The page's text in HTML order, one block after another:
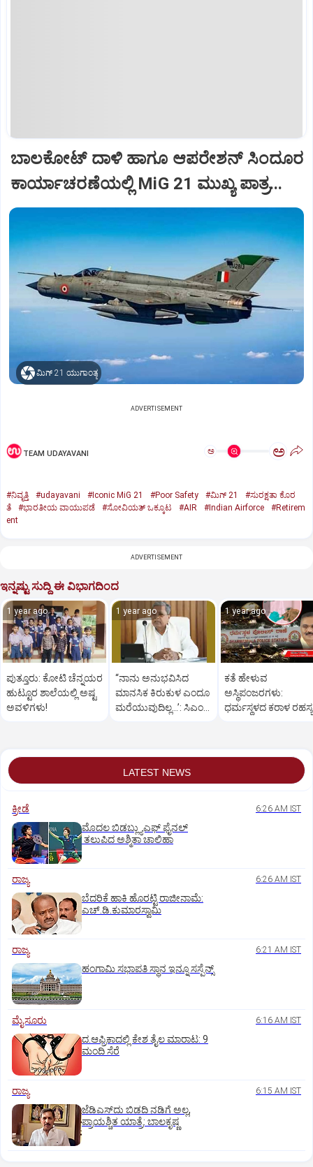
ಬಾಲಕೋಟ್‌ ದಾಳಿ ಹಾಗೂ ಆಪರೇಶನ್‌ ಸಿಂದೂರ
ಕಾರ್ಯಾಚರಣೆಯಲ್ಲಿ MiG 21 ಮುಖ್ಯ ಪಾತ್ರ...
ಮಿಗ್‌ 21 ಯುಗಾಂತ್ಯ
ADVERTISEMENT
TEAM UDAYAVANI ಅ ಅ
#ನಿವೃತ್ತಿ #udayavani #Iconic MiG 21 #Poor Safety #ಮಿಗ್‌ 21
#ಸುರಕ್ಷತಾ ಕೊರ
ತೆ
#ಭಾರತೀಯ ವಾಯುಪಡೆ #ಸೋವಿಯತ್‌ ಒಕ್ಕೂಟ #AIR #Indian Airforce
#Retirem
ent
ADVERTISEMENT
ಇನ್ನಷ್ಟು ಸುದ್ದಿ ಈ ವಿಭಾಗದಿಂದ
1 year ago
ಪುತ್ತೂರು: ಕೋಟಿ ಚೆನ್ನಯರ
ಹುಟ್ಟೂರ ಶಾಲೆಯಲ್ಲಿ ಅಷ್ಟ
ಅವಳಿಗಳು!
1 year ago
“ನಾನು ಅನುಭವಿಸಿದ
ಮಾನಸಿಕ ಕಿರುಕುಳ ಎಂದೂ
ಮರೆಯುವುದಿಲ್ಲ…’: ಸಿಎಂ
1 year ago
ಕತೆ ಹೇಳುವ
ಅಸ್ಥಿಪಂಜರಗಳು:
ಧರ್ಮಸ್ಥಳದ‌ ಕರಾಳ ರಹಸ್ಯ
LATEST NEWS
ಕ್ರೀಡೆ 6:26 AM IST
ಮೊದಲ ಬಿಡಬ್ಲ್ಯುಎಫ್‌ ಫೈನಲ್‌
ತಲುಪಿದ ಅಶ್ಮಿತಾ ಚಾಲಿಹಾ
ರಾಜ್ಯ 6:26 AM IST
ಬೆದರಿಕೆ ಹಾಕಿ ಹೊರಟ್ಟಿ ರಾಜೀನಾಮೆ:
ಎಚ್‌.ಡಿ.ಕುಮಾರಸ್ವಾಮಿ
ರಾಜ್ಯ 6:21 AM IST
ಹಂಗಾಮಿ ಸಭಾಪತಿ ಸ್ಥಾನ ಇನ್ನೂ ಸಸ್ಪೆನ್ಸ್‌
ಮೈಸೂರು 6:16 AM IST
ದ.ಆಫ್ರಿಕಾದಲ್ಲಿ ಕೇಶ ತೈಲ ಮಾರಾಟ: 9
ಮಂದಿ ಸೆರೆ
ರಾಜ್ಯ 6:15 AM IST
ಜೆಡಿಎಸ್‌ದು ಬಿಡದಿ ನಡಿಗೆ ಅಲ್ಲ,
ಪ್ರಾಯಶ್ಚಿತ ಯಾತ್ರೆ: ಬಾಲಕೃಷ್ಣ